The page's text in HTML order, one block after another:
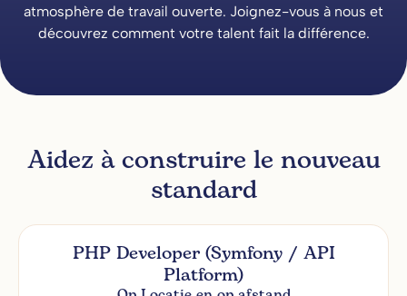
atmosphère de travail ouverte. Joignez-vous à nous et
découvrez comment votre talent fait la différence.
Aidez à construire le nouveau
standard
PHP Developer (Symfony / API
Platform)